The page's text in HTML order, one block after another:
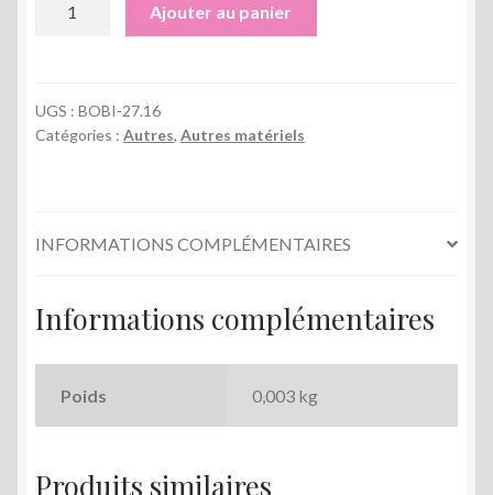
5,90 €
en
bois
mm
Ajouter au panier
UGS : BOBI-27.16
Catégories : Autres, Autres matériels
INFORMATIONS COMPLÉMENTAIRES
Informations complémentaires
Poids 0,003 kg
Produits similaires